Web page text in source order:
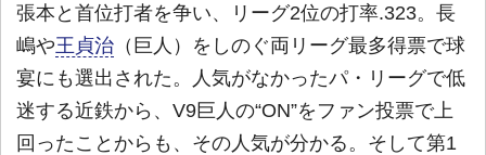
張本と首位打者を争い、リーグ2位の打率.323。長
嶋や王貞治 （巨人）をしのぐ両リーグ最多得票で球
宴にも選出された。人気がなかったパ・リーグで低
迷する近鉄から、V9巨人の“ON”をファン投票で上
回ったことからも、その人気が分かる。そして第1